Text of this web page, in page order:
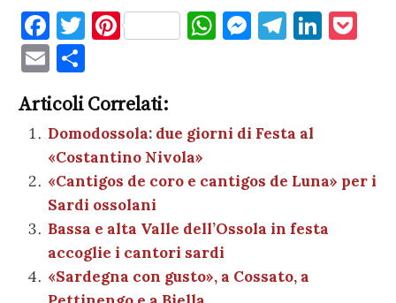
F
a
c
e
b
o
o
k
T
te
r
Pi
es
t
W
A
p
p
M
g
er
T
a
m
Li
E
m
ai
l
n
di
vi
di
Articoli Correlati:
Domodossola: due giorni di Festa al
«Costantino Nivola»
«Cantigos de coro e cantigos de Luna» per i
Sardi ossolani
Bassa e alta Valle dell’Ossola in festa
accoglie i cantori sardi
«Sardegna con gusto», a Cossato, a